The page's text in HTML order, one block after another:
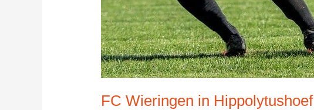
FC Wieringen in Hippolytushoef